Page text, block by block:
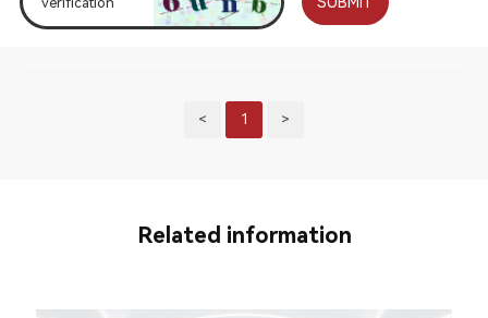
< 1 >
Related information